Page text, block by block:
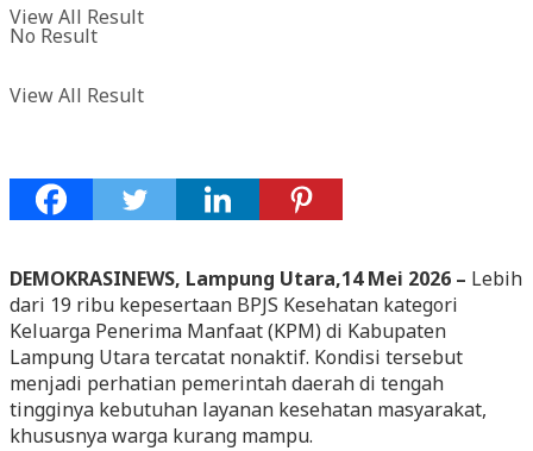
View All Result
No Result
View All Result
DEMOKRASINEWS, Lampung Utara,14 Mei 2026 – Lebih
dari 19 ribu kepesertaan BPJS Kesehatan kategori
Keluarga Penerima Manfaat (KPM) di Kabupaten
Lampung Utara tercatat nonaktif. Kondisi tersebut
menjadi perhatian pemerintah daerah di tengah
tingginya kebutuhan layanan kesehatan masyarakat,
khususnya warga kurang mampu.